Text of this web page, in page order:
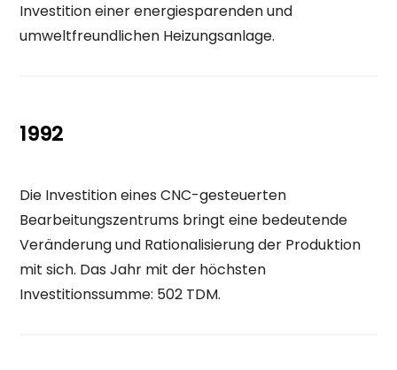
Investition einer energiesparenden und
umweltfreundlichen Heizungsanlage.
1992
Die Investition eines CNC-gesteuerten
Bearbeitungszentrums bringt eine bedeutende
Veränderung und Rationalisierung der Produktion
mit sich. Das Jahr mit der höchsten
Investitionssumme: 502 TDM.